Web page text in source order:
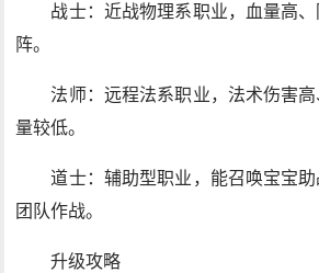
战士：近战物理系职业，血量高
阵。
法师：远程法系职业，法术伤害
量较低。
道士：辅助型职业，能召唤宝宝
团队作战。
升级攻略